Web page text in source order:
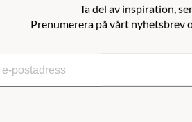
119 kr
Ta del av inspiration,
Prenumerera på vårt nyhetsbrev